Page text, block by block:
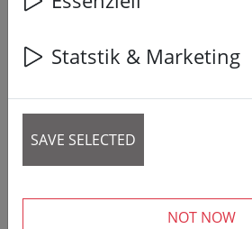
Statstik & Marketing
SAVE SELECTED
NOT NOW